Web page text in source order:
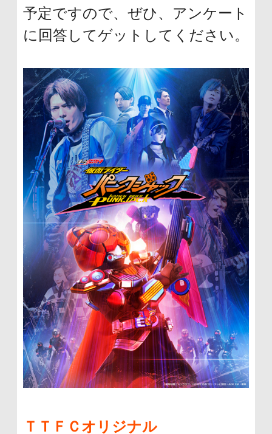
予定ですので、ぜひ、アンケート
に回答してゲットしてください。
ＴＴＦＣオリジナル